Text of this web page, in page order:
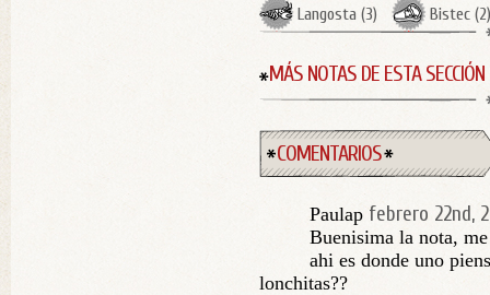
Langosta (3) Bistec (2)
MÁS NOTAS DE ESTA SECCIÓN
COMENTARIOS
Paulap febrero 22nd,
Buenisima la nota,
ahi es donde uno
lonchitas??